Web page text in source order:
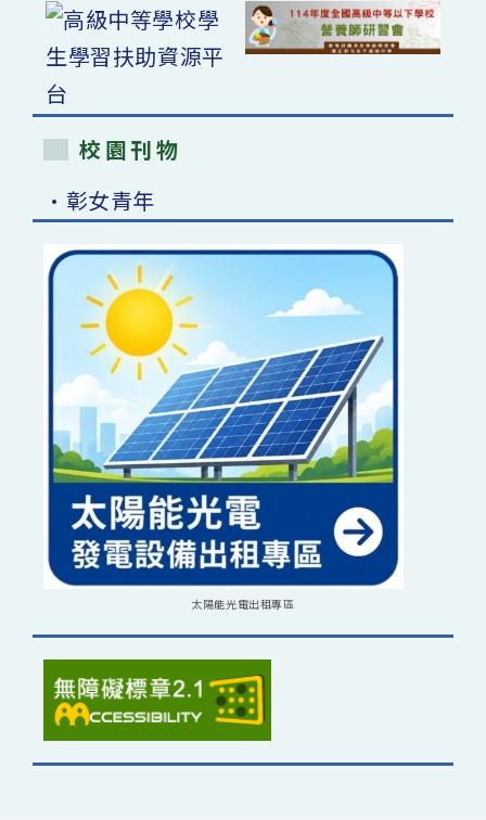
校園刊物
•彰女青年
太陽能光電出租專區